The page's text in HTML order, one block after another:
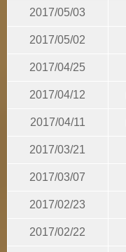
2017/05/03
2017/05/02
2017/04/25
2017/04/12
2017/04/11
2017/03/21
2017/03/07
2017/02/23
2017/02/22